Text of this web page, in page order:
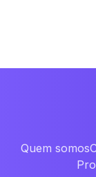
Quem somos